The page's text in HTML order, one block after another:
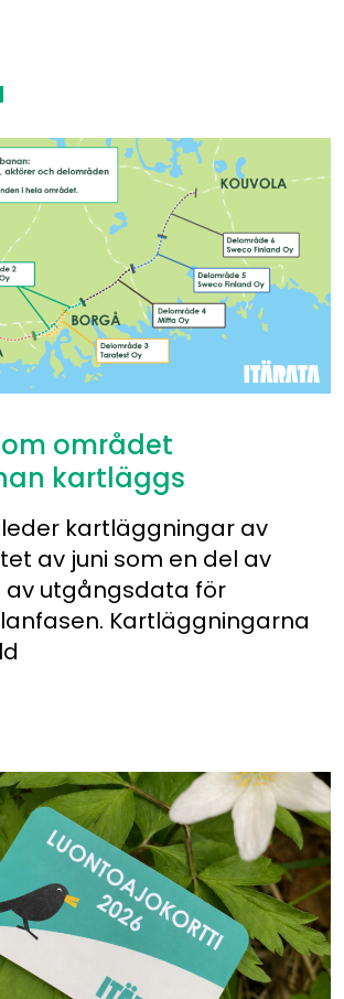
området
kartläggs
kartläggningar av
av juni som en del av
av utgångsdata för
Kartläggningarna